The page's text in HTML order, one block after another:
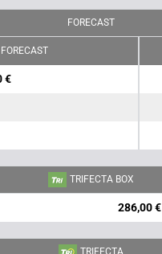
FORECAST
€
TRIFECTA BOX
286,00 €
TRIFECTA